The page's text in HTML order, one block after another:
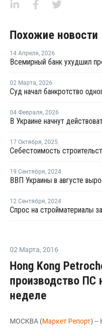
Похожие новости
14 Апреля, 2026
02 Марта, 2026
04 Февраля, 2026
17 Октября, 2025
19 Сентября, 2024
ВВП Украины в августе
12 Сентября, 2024
02 Марта, 2016
Hong Kong
производство
неделе
МОСКВА (Маркет Репорт) --